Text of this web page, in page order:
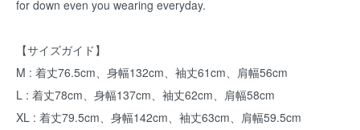
for down even you wearing everyday.
【サイズガイド】
M : 着丈76.5cm、身幅132cm、袖丈61cm、肩幅56cm
L : 着丈78cm、身幅137cm、袖丈62cm、肩幅58cm
XL : 着丈79.5cm、身幅142cm、袖丈63cm、肩幅59.5cm